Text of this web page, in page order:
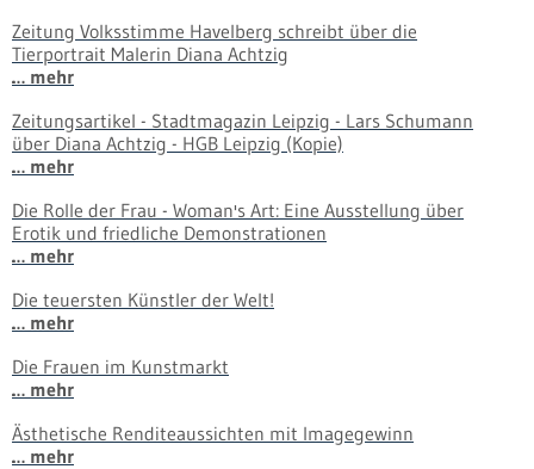
Zeitung Volksstimme Havelberg schreibt über die
Tierportrait Malerin Diana Achtzig
… mehr
Zeitungsartikel - Stadtmagazin Leipzig - Lars Schumann
über Diana Achtzig - HGB Leipzig (Kopie)
… mehr
Die Rolle der Frau - Woman's Art: Eine Ausstellung über
Erotik und friedliche Demonstrationen
… mehr
Die teuersten Künstler der Welt!
… mehr
Die Frauen im Kunstmarkt
… mehr
Ästhetische Renditeaussichten mit Imagegewinn
… mehr